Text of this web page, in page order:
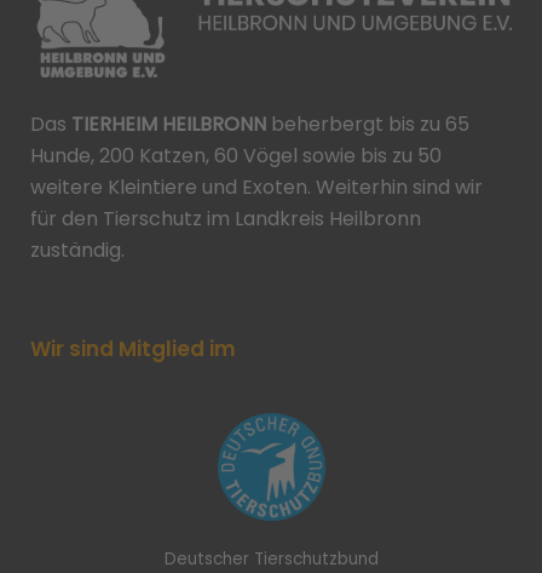
Das TIERHEIM HEILBRONN beherbergt bis zu 65
Hunde, 200 Katzen, 60 Vögel sowie bis zu 50
weitere Kleintiere und Exoten. Weiterhin sind wir
für den Tierschutz im Landkreis Heilbronn
zuständig.
Wir sind Mitglied im
Deutscher Tierschutzbund